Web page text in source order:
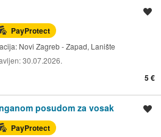
PayProtect
Novi Zagreb - Zapad, Lanište
30.07.2026.
5 €
posudom za vosak
PayProtect